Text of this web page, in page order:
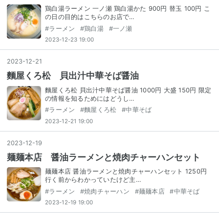
鶏白湯ラーメン 一ノ瀬 鶏白湯かた 900円 替玉 100円 こ
の日の目的はこちらのお店で…
#ラーメン #鶏白湯 #一ノ瀬
2023-12-23 19:00
2023-12-21
麵屋くろ松 貝出汁中華そば醤油
麵屋くろ松 貝出汁中華そば醤油 1000円 大盛 150円 限定
の情報を知るためにはどうし…
#ラーメン #麵屋くろ松 #中華そば
2023-12-21 19:00
2023-12-19
麺麺本店 醤油ラーメンと焼肉チャーハンセット
麺麺本店 醤油ラーメンと焼肉チャーハンセット 1250円
行く前からわかっていたけど主…
#ラーメン #焼肉チャーハン #麺麺本店 #中華そば
2023-12-19 19:00